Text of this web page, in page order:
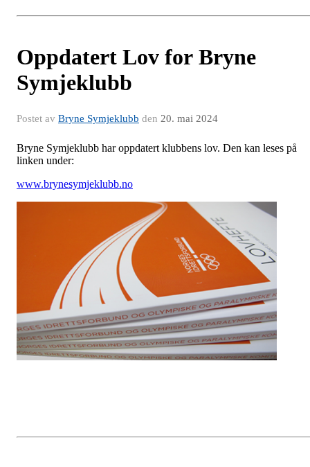
Oppdatert Lov for Bryne
Symjeklubb
Postet av Bryne Symjeklubb den 20. mai 2024
Bryne Symjeklubb har oppdatert klubbens lov. Den kan leses på
linken under:
www.brynesymjeklubb.no